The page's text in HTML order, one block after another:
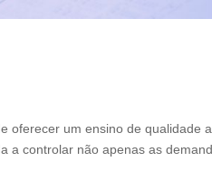
oferecer um ensino de qualidade
a controlar não apenas as